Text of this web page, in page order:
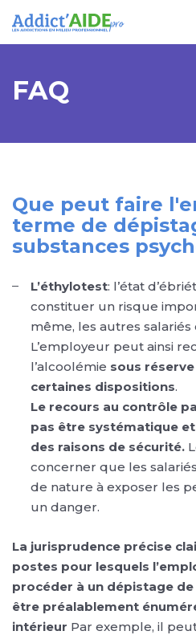
FAQ
Que peut faire
terme de
substances
L’éthylotest: l’état
constituer un risque
même, les autres salariés
L’employeur peut ainsi
l’alcoolémie sous
certaines dispositions.
Le recours au contrôle
pas être systématique
des raisons de sécurité.
concerner que les
de nature à exposer les
un danger.
La jurisprudence précise
postes pour lesquels
procéder à un dépistage
être préalablement
intérieur Par exemple, il